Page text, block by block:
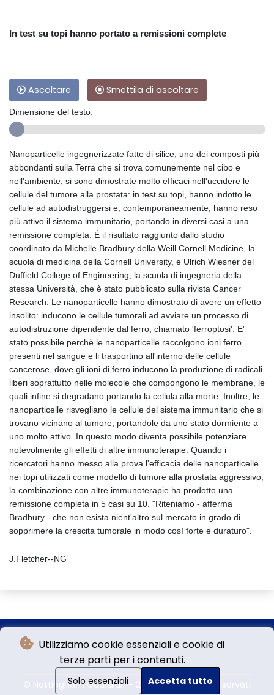
Utilizziamo cookie essenziali e cookie di
terze parti per i contenuti.
Solo essenziali Accetta tutto
In test su topi hanno portato a remissioni complete
Ascoltare Smettila di ascoltare
Dimensione del testo:
Nanoparticelle ingegnerizzate fatte di silice, uno dei composti più
abbondanti sulla Terra che si trova comunemente nel cibo e
nell'ambiente, si sono dimostrate molto efficaci nell'uccidere le
cellule del tumore alla prostata: in test su topi, hanno indotto le
cellule ad autodistruggersi e, contemporaneamente, hanno reso
più attivo il sistema immunitario, portando in diversi casi a una
remissione completa. È il risultato raggiunto dallo studio
coordinato da Michelle Bradbury della Weill Cornell Medicine, la
scuola di medicina della Cornell University, e Ulrich Wiesner del
Duffield College of Engineering, la scuola di ingegneria della
stessa Università, che è stato pubblicato sulla rivista Cancer
Research. Le nanoparticelle hanno dimostrato di avere un effetto
insolito: inducono le cellule tumorali ad avviare un processo di
autodistruzione dipendente dal ferro, chiamato 'ferroptosi'. E'
stato possibile perchè le nanoparticelle raccolgono ioni ferro
presenti nel sangue e li trasportino all'interno delle cellule
cancerose, dove gli ioni di ferro inducono la produzione di radicali
liberi soprattutto nelle molecole che compongono le membrane, le
quali infine si degradano portando la cellula alla morte. Inoltre, le
nanoparticelle risvegliano le cellule del sistema immunitario che si
trovano vicinano al tumore, portandole da uno stato dormiente a
uno molto attivo. In questo modo diventa possibile potenziare
notevolmente gli effetti di altre immunoterapie. Quando i
ricercatori hanno messo alla prova l'efficacia delle nanoparticelle
nei topi utilizzati come modello di tumore alla prostata aggressivo,
la combinazione con altre immunoterapie ha prodotto una
remissione completa in 5 casi su 10. "Riteniamo - afferma
Bradbury - che non esista nient'altro sul mercato in grado di
sopprimere la crescita tumorale in modo così forte e duraturo".
J.Fletcher--NG
© Nottingham Guardian - 2026 - Tutti i diritti riservati